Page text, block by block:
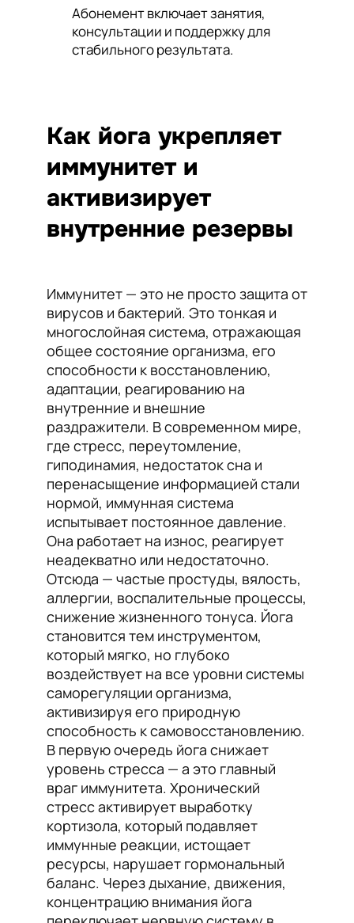
Абонемент включает занятия,
консультации и поддержку для
стабильного результата.
Как йога укрепляет
иммунитет и
активизирует
внутренние резервы
Иммунитет — это не просто защита от
вирусов и бактерий. Это тонкая и
многослойная система, отражающая
общее состояние организма, его
способности к восстановлению,
адаптации, реагированию на
внутренние и внешние
раздражители. В современном мире,
где стресс, переутомление,
гиподинамия, недостаток сна и
перенасыщение информацией стали
нормой, иммунная система
испытывает постоянное давление.
Она работает на износ, реагирует
неадекватно или недостаточно.
Отсюда — частые простуды, вялость,
аллергии, воспалительные процессы,
снижение жизненного тонуса. Йога
становится тем инструментом,
который мягко, но глубоко
воздействует на все уровни системы
саморегуляции организма,
активизируя его природную
способность к самовосстановлению.
В первую очередь йога снижает
уровень стресса — а это главный
враг иммунитета. Хронический
стресс активирует выработку
кортизола, который подавляет
иммунные реакции, истощает
ресурсы, нарушает гормональный
баланс. Через дыхание, движения,
концентрацию внимания йога